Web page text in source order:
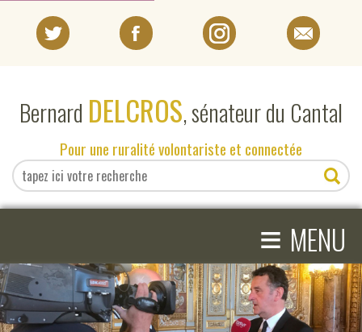
Bernard DELCROS, sénateur du Cantal
Pour une ruralité volontariste et connectée
≡ MENU
EN DIRECT DU SÉNAT
EN DIRECT DU CANTAL
COMPRENDRE LE SÉNAT